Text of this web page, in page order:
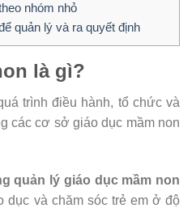
nhóm nhỏ
quản lý và ra quyết định
là gì?
trình điều hành, tổ chức và
các cơ sở giáo dục mầm non
quản lý giáo dục mầm non
dục và chăm sóc trẻ em ở độ